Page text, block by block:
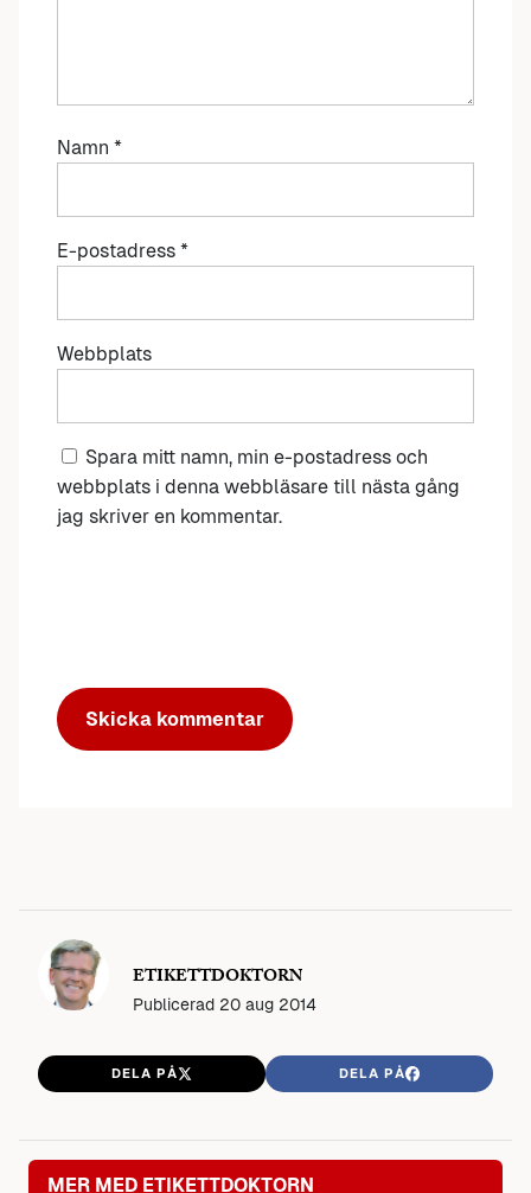
Namn *
E-postadress *
Webbplats
Spara mitt namn, min e-postadress och
webbplats i denna webbläsare till nästa gång
jag skriver en kommentar.
ETIKETTDOKTORN
Publicerad 20 aug 2014
DELA PÅ DELA PÅ
MER MED ETIKETTDOKTORN